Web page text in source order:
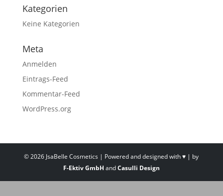
Kategorien
Keine Kategorien
Meta
Anmelden
Eintrags-Feed
Kommentar-Feed
WordPress.org
©2026 JsaBelle Cosmetics | Powered and designed with ♥ | by
F-Ektiv GmbH andCasulli Design